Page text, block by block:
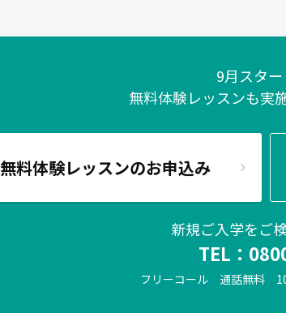
9月スタ
無料体験レッスンも実
無料体験レッスンのお申込み
新規ご入学をご
TEL：
フリーコール 通話無料